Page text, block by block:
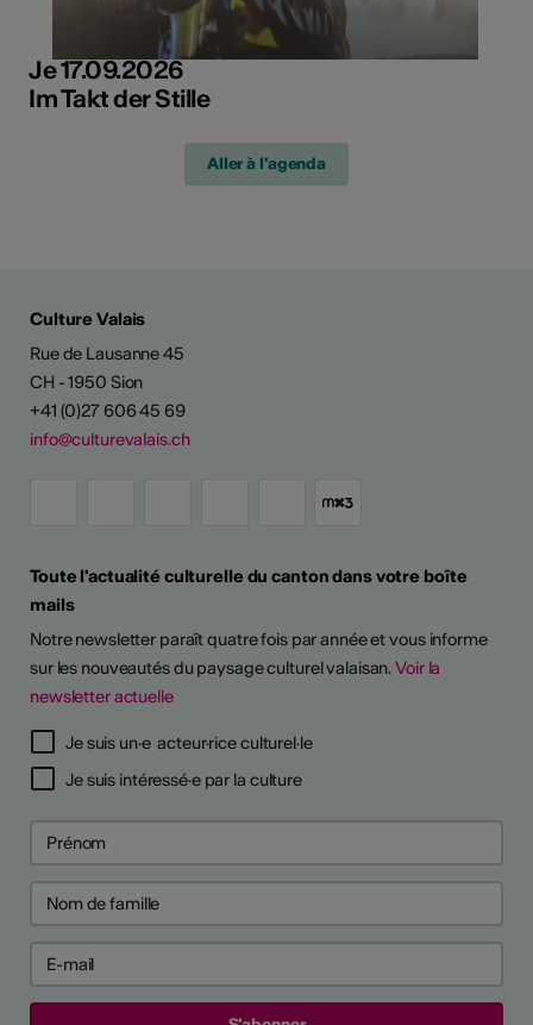
Je 17.09.2026
Im Takt der Stille
Aller à l'agenda
Culture Valais
Rue de Lausanne 45
CH - 1950 Sion
+41 (0)27 606 45 69
info@culturevalais.ch
Toute l'actualité culturelle du canton dans votre boîte
mails
Notre newsletter paraît quatre fois par année et vous informe
sur les nouveautés du paysage culturel valaisan.Voir la
newsletter actuelle
Je suis un·e acteur·rice culturel·le
Je suis intéressé·e par la culture